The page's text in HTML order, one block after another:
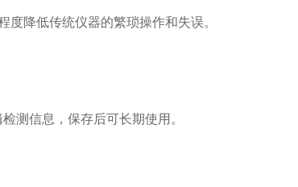
降低传统仪器的繁琐操作和失误。
测信息，保存后可长期使用。